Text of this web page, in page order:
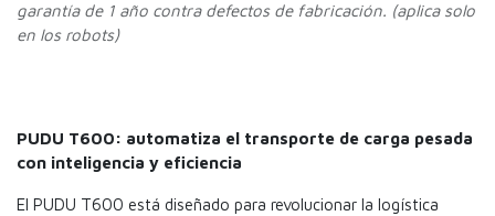
garantía de 1 año contra defectos de fabricación. (aplica solo
en los robots)
PUDU T600: automatiza el transporte de carga pesada
con inteligencia y eficiencia
El PUDU T600 está diseñado para revolucionar la logística